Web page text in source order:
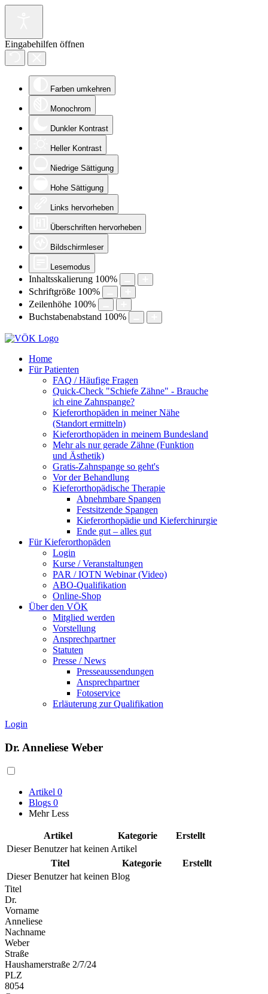
Eingabehilfen öffnen
Farben umkehren
Monochrom
Dunkler Kontrast
Heller Kontrast
Niedrige Sättigung
Hohe Sättigung
Links hervorheben
Überschriften hervorheben
Bildschirmleser
Lesemodus
Inhaltsskalierung 100%
Schriftgröße 100%
Zeilenhöhe 100%
Buchstabenabstand 100%
Home
Für Patienten
FAQ / Häufige Fragen
Quick-Check "Schiefe Zähne" - Brauche
ich eine Zahnspange?
Kieferorthopäden in meiner Nähe
(Standort ermitteln)
Kieferorthopäden in meinem Bundesland
Mehr als nur gerade Zähne (Funktion
und Ästhetik)
Gratis-Zahnspange so geht's
Vor der Behandlung
Kieferorthopädische Therapie
Abnehmbare Spangen
Festsitzende Spangen
Kieferorthopädie und Kieferchirurgie
Ende gut – alles gut
Für Kieferorthopäden
Login
Kurse / Veranstaltungen
PAR / IOTN Webinar (Video)
ABO-Qualifikation
Online-Shop
Über den VÖK
Mitglied werden
Vorstellung
Ansprechpartner
Statuten
Presse / News
Presseaussendungen
Ansprechpartner
Fotoservice
Erläuterung zur Qualifikation
Login
Dr. Anneliese Weber
Artikel 0
Blogs 0
Mehr Less
Artikel Kategorie
Erstellt
Dieser Benutzer hat keinen Artikel
Titel
Kategorie
Erstellt
Dieser Benutzer hat keinen Blog
Titel
Dr.
Vorname
Anneliese
Nachname
Weber
Straße
Haushamerstraße 2/7/24
PLZ
8054